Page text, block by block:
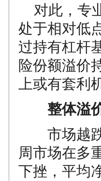
对此，专
处于相对低
过持有杠杆
险份额溢价
上或有套利
整体溢价
市场越跌
周市场在多
下挫，平均